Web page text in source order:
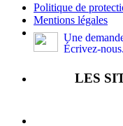
Politique de
Mentions légales
Une
Écrivez-nous.
LES